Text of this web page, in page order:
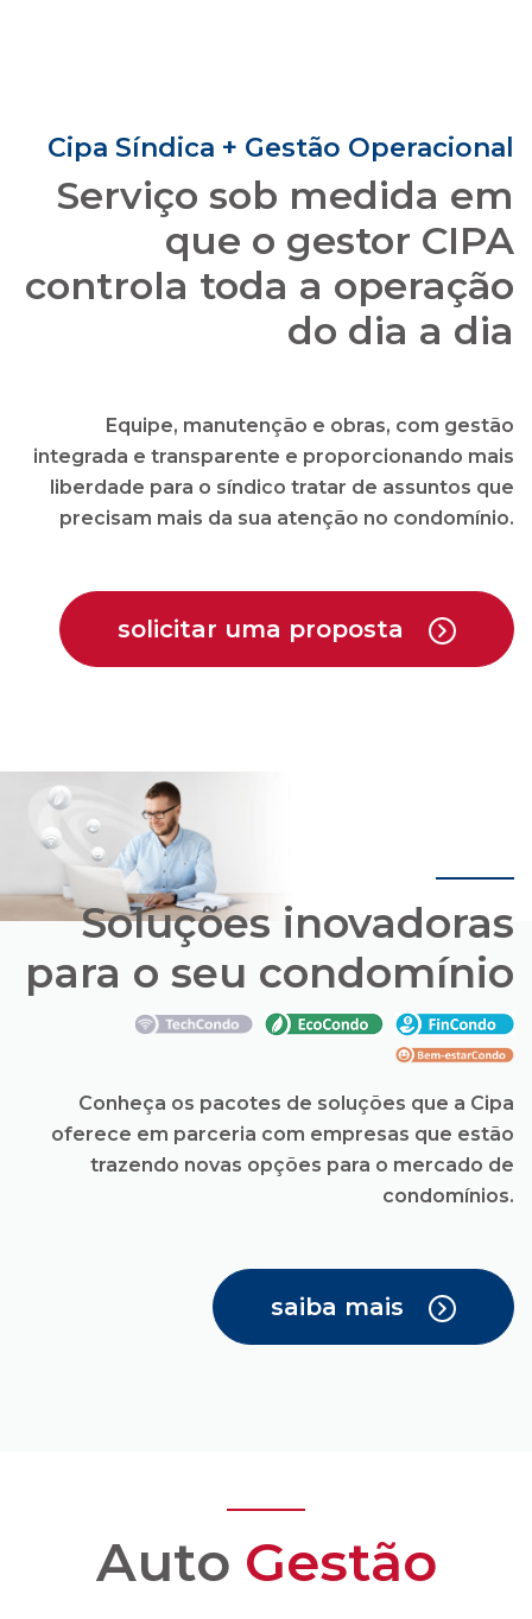
do dia a dia
Equipe, manutenção e obras, com gestão
integrada e transparente e proporcionando mais
liberdade para o síndico tratar de assuntos que
precisam mais da sua atenção no condomínio.
solicitar uma proposta
para o seu condomínio
Conheça os pacotes de soluções que a Cipa
oferece em parceria com empresas que estão
trazendo novas opções para o mercado de
condomínios.
saiba mais
administração
condominial com
transparência e